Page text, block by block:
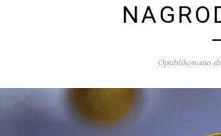
Opublikowano